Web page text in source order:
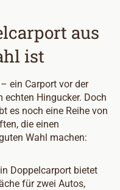
aus
ist
ein Carport vor der
Hingucker. Doch
es noch eine Reihe von
die einen
Wahl machen:
Doppelcarport bietet
für zwei Autos,